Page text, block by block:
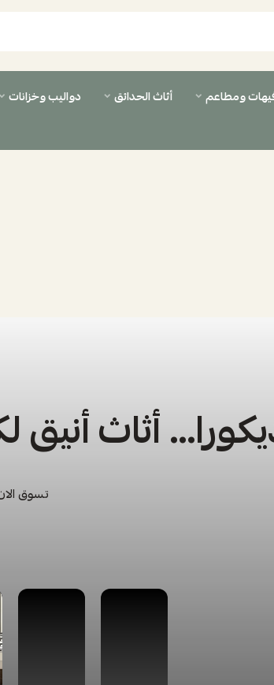
ومطاعم أثاث الحدائق دواليب وخزانات
أثاث أنيق
تسوق